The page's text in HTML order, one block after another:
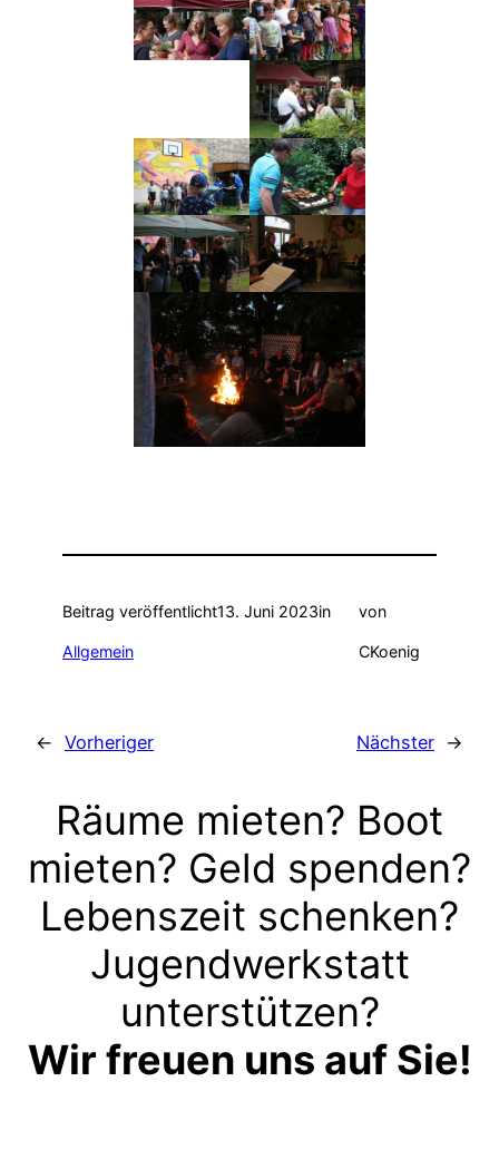
Beitrag veröffentlicht13. Juni 2023in
Allgemein
von
CKoenig
← Vorheriger Nächster →
Räume mieten? Boot
mieten? Geld spenden?
Lebenszeit schenken?
Jugendwerkstatt
unterstützen?
Wir freuen uns auf Sie!